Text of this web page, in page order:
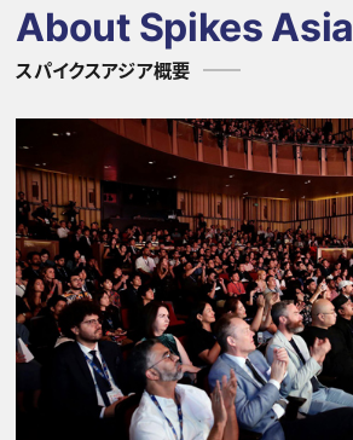
About Spikes Asia
スパイクスアジア概要